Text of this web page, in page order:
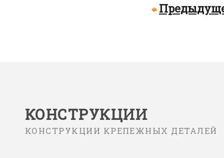
КОНСТРУКЦИИ
КОНСТРУКЦИИ КРЕПЕЖНЫХ ДЕТАЛЕЙ